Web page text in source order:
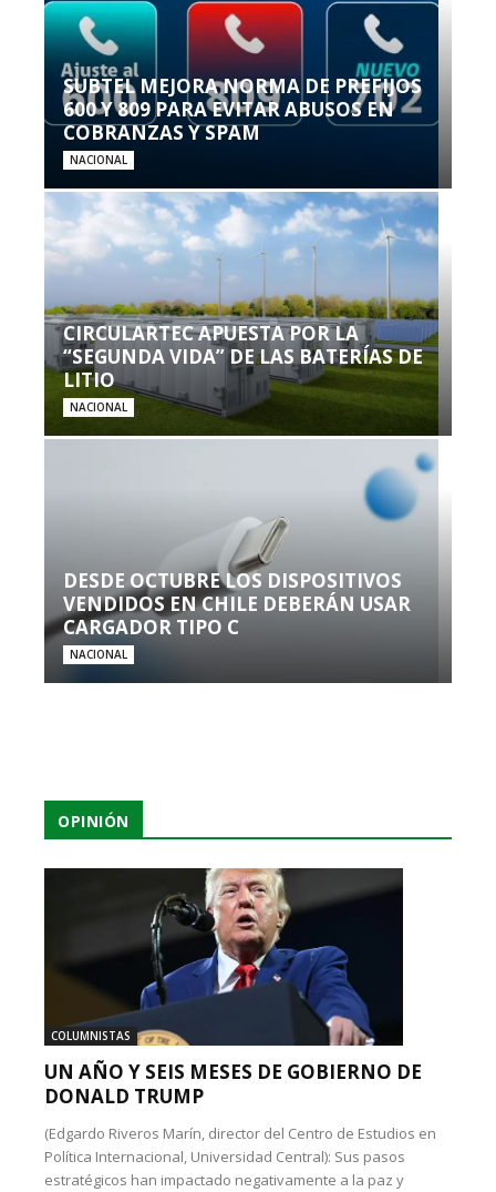
SUBTEL MEJORA NORMA DE PREFIJOS
600 Y 809 PARA EVITAR ABUSOS EN
COBRANZAS Y SPAM
NACIONAL
CIRCULARTEC APUESTA POR LA
“SEGUNDA VIDA” DE LAS BATERÍAS DE
LITIO
NACIONAL
DESDE OCTUBRE LOS DISPOSITIVOS
VENDIDOS EN CHILE DEBERÁN USAR
CARGADOR TIPO C
NACIONAL
OPINIÓN
COLUMNISTAS
UN AÑO Y SEIS MESES DE GOBIERNO DE
DONALD TRUMP
(Edgardo Riveros Marín, director del Centro de Estudios en
Política Internacional, Universidad Central): Sus pasos
estratégicos han impactado negativamente a la paz y